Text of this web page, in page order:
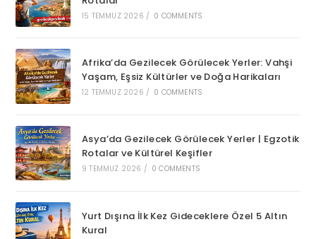
15 TEMMUZ 2026 / 0 COMMENTS
Afrika’da Gezilecek Görülecek Yerler: Vahşi
Yaşam, Eşsiz Kültürler ve Doğa Harikaları
12 TEMMUZ 2026 / 0 COMMENTS
Asya’da Gezilecek Görülecek Yerler | Egzotik
Rotalar ve Kültürel Keşifler
9 TEMMUZ 2026 / 0 COMMENTS
Yurt Dışına İlk Kez Gideceklere Özel 5 Altın
Kural